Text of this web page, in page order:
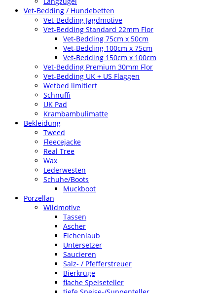
Vet-Bedding / Hundebetten
Vet-Bedding Jagdmotive
Vet-Bedding Standard 22mm Flor
Vet-Bedding 75cm x 50cm
Vet-Bedding 100cm x 75cm
Vet-Bedding 150cm x 100cm
Vet-Bedding Premium 30mm Flor
Vet-Bedding UK + US Flaggen
Wetbed limitiert
Schnuffi
UK Pad
Krambambulimatte
Bekleidung
Tweed
Fleecejacke
Real Tree
Wax
Lederwesten
Schuhe/Boots
Muckboot
Porzellan
Wildmotive
Tassen
Ascher
Eichenlaub
Untersetzer
Saucieren
Salz- / Pfefferstreuer
Bierkrüge
flache Speiseteller